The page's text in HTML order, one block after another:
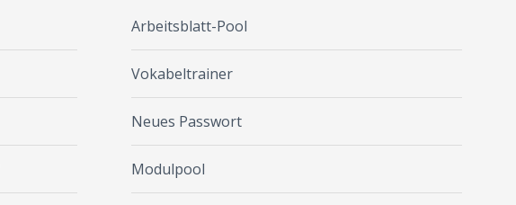
Arbeitsblatt-Pool
Vokabeltrainer
Neues Passwort
Modulpool